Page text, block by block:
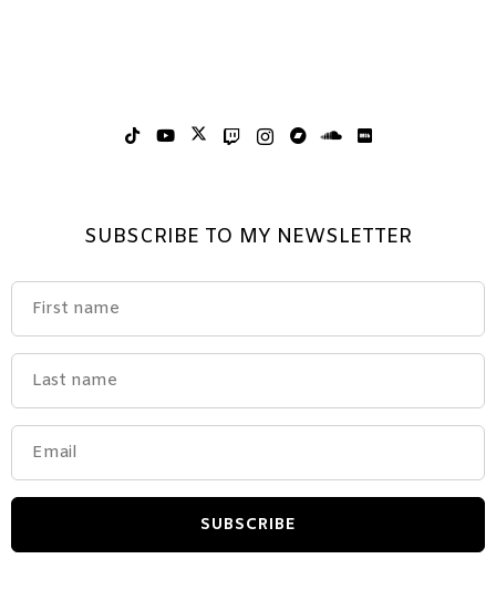
SUBSCRIBE TO MY NEWSLETTER
SUBSCRIBE